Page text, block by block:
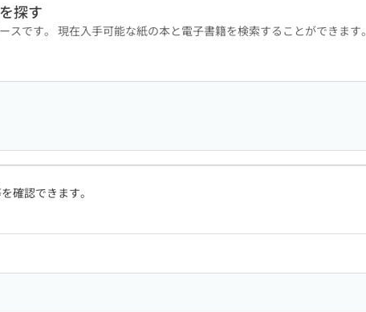
探す
です。 現在入手可能な紙の本と電子書籍を検索することができます。
確認できます。